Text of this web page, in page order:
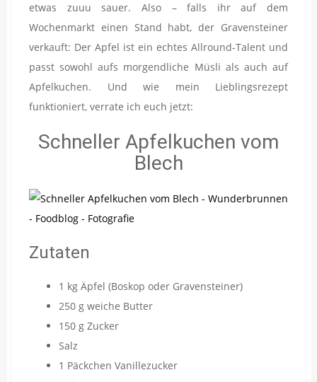
etwas zuuu sauer. Also – falls ihr auf dem
Wochenmarkt einen Stand habt, der Gravensteiner
verkauft: Der Apfel ist ein echtes Allround-Talent und
passt sowohl aufs morgendliche Müsli als auch auf
Apfelkuchen. Und wie mein Lieblingsrezept
funktioniert, verrate ich euch jetzt:
Schneller Apfelkuchen vom
Blech
Zutaten
1 kg Äpfel (Boskop oder Gravensteiner)
250 g weiche Butter
150 g Zucker
Salz
1 Päckchen Vanillezucker